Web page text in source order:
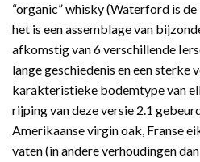
“organic” whisky (Waterford is de
het is een assemblage van
afkomstig van 6 verschillende
lange geschiedenis en een sterke
karakteristieke bodemtype van
rijping van deze versie 2.1
Amerikaanse virgin oak, Franse
vaten (in andere verhoudingen